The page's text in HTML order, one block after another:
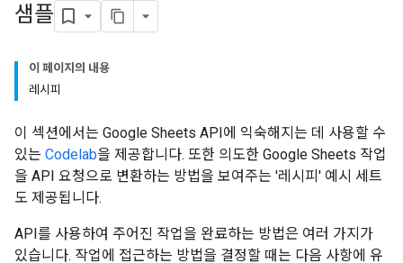
샘플
이 페이지의 내용
레시피
이 섹션에서는 Google Sheets API에 익숙해지는 데 사용할 수
있는 Codelab을 제공합니다. 또한 의도한 Google Sheets 작업
을 API 요청으로 변환하는 방법을 보여주는 '레시피' 예시 세트
도 제공됩니다.
API를 사용하여 주어진 작업을 완료하는 방법은 여러 가지가
있습니다. 작업에 접근하는 방법을 결정할 때는 다음 사항에 유